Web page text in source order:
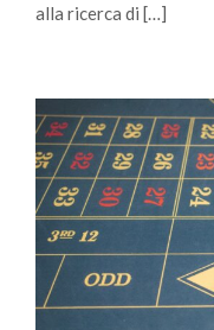
alla ricerca di […]